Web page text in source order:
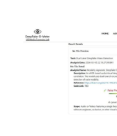
Image